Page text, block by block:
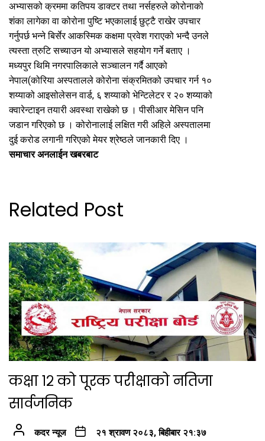
अभ्यासको क्रममा कतिपय डाक्टर तथा नर्सहरुले कोरोनाको
शंका लागेका वा कोरोना पुष्टि भएकालाई छुट्टै राखेर उपचार
गर्नुपर्छ भन्ने बिर्सेर आकस्मिक कक्षमा प्रवेश गराएको भन्दै उनले
त्यस्ता त्रुटि सच्याउन यो अभ्यासले सहयोग गर्ने बताए ।
मध्यपुर थिमि नगरपालिकाले सञ्चालन गर्दै आएको
नेपाल(कोरिया अस्पतालले कोरोना संक्रमितको उपचार गर्न १०
शय्याको आइसोलेसन वार्ड, ६ शय्याको भेन्टिलेटर र २० शय्याको
क्वारेन्टाइन तयारी अवस्था राखेको छ । पीसीआर मेसिन पनि
जडान गरिएको छ । कोरोनालाई लक्षित गरी अहिले अस्पतालमा
दुई करोड लगानी गरिएको मेयर श्रेष्ठले जानकारी दिए ।
समाचार अनलाईन खबरबाट
Related Post
कक्षा १२ को पूरक परीक्षाको नतिजा
सार्वजनिक
कदर न्यूज २१ श्रावण २०८३, बिहीबार २१:३७